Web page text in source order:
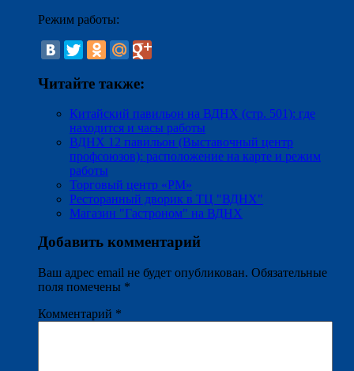
Режим работы:
Читайте также:
Китайский павильон на ВДНХ (стр. 501): где
находится и часы работы
ВДНХ 12 павильон (Выставочный центр
профсоюзов): расположение на карте и режим
работы
Торговый центр «РМ»
Ресторанный дворик в ТЦ "ВДНХ"
Магазин "Гастроном" на ВДНХ
Добавить комментарий
Ваш адрес email не будет опубликован. Обязательные
поля помечены *
Комментарий *